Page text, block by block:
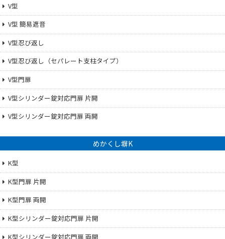
V型
V型 簡易遮音
V型忍び返し
V型忍び返し（セパレート支柱タイプ）
V型門扉
V型シリンダー錠対応門扉 片開
V型シリンダー錠対応門扉 両開
めかくし塀K
K型
K型門扉 片開
K型門扉 両開
K型シリンダー錠対応門扉 片開
K型シリンダー錠対応門扉 両開